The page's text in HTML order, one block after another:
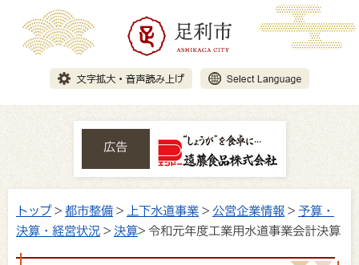
広告
トップ> 都市整備 > 上下水道事業 > 公営企業情報 > 予算・
決算・経営状況 > 決算> 令和元年度工業用水道事業会計決算